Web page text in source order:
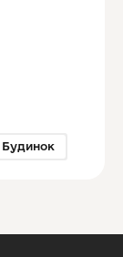
Будинок